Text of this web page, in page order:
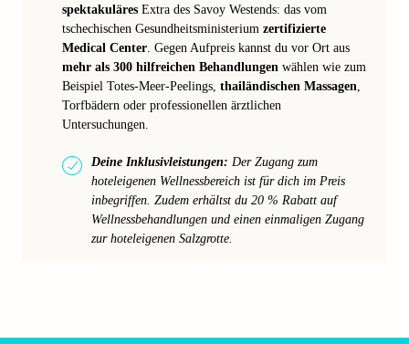
spektakuläres Extra des Savoy Westends: das vom
tschechischen Gesundheitsministerium zertifizierte
Medical Center. Gegen Aufpreis kannst du vor Ort aus
mehr als 300 hilfreichen Behandlungen wählen wie zum
Beispiel Totes-Meer-Peelings, thailändischen Massagen,
Torfbädern oder professionellen ärztlichen
Untersuchungen.
Deine Inklusivleistungen: Der Zugang zum
hoteleigenen Wellnessbereich ist für dich im Preis
inbegriffen. Zudem erhältst du 20 % Rabatt auf
Wellnessbehandlungen und einen einmaligen Zugang
zur hoteleigenen Salzgrotte.